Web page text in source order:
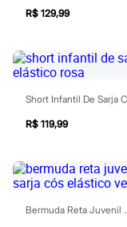
Todos os produtos
Infantil
Arrumadinho para
Romântico para as
Inverno
Novidades
0 a 24 meses
10 a 16 anos
Roupas menino
1 a 5 anos
R$ 129,99
R$ 119,99
Bermuda